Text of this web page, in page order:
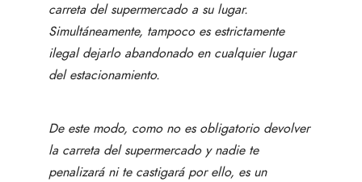
carreta del supermercado a su lugar.
Simultáneamente, tampoco es estrictamente
ilegal dejarlo abandonado en cualquier lugar
del estacionamiento.
De este modo, como no es obligatorio devolver
la carreta del supermercado y nadie te
penalizará ni te castigará por ello, es un